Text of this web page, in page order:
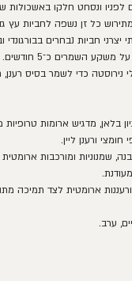
לפניו ונסחט חלקו
יצרני חביות נבחרים
השמרים כ־5 חודשים.
נירוסטה כדי לשמר בסיס רענן,
בלאן, מדגיש ארומות
חומצי ורענן ליין.
שמנוניות ומורכבות ארומטית
ארומטית לצד תמיכה
ערב.